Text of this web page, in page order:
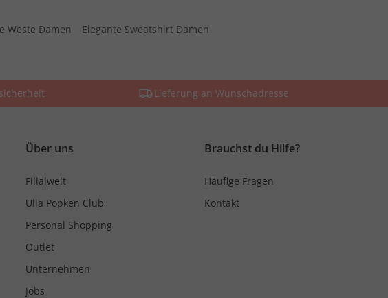
Weste Damen
Elegante Sweatshirt Damen
Lieferung an Wunschadresse
Über uns
Filialwelt
Ulla Popken Club
Personal Shopping
Outlet
Unternehmen
Jobs
Brauchst du Hilfe?
Häufige Fragen
Kontakt